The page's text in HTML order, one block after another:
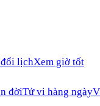
lịchXem giờ tốt
đờiTử vi hàng ngày